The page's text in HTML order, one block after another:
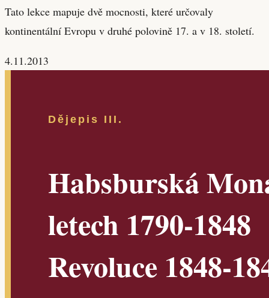
Tato lekce mapuje dvě mocnosti, které určovaly
kontinentální Evropu v druhé polovině 17. a v 18. století.
4.11.2013